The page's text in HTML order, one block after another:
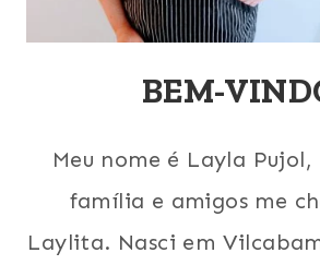
BEM-
Meu nome é Layla
família e amigos me
Laylita. Nasci em